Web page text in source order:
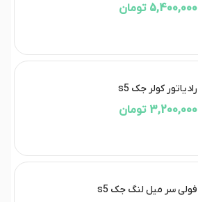
5,400,000 تومان
رادیاتور کولر جک s5
3,200,000 تومان
فولی سر میل لنگ جک s5